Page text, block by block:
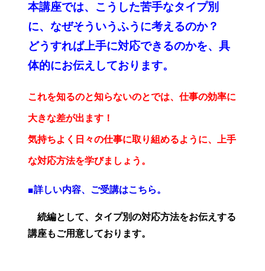
本講座では、こうした苦手なタイプ別
に、なぜそういうふうに考えるのか？
どうすれば上手に対応できるのかを、具
体的にお伝えしております。
これを知るのと知らないのとでは、仕事の効率に
大きな差が出ます！
気持ちよく日々の仕事に取り組めるように、上手
な対応方法を学びましょう。
■詳しい内容、ご受講はこちら。
続編として、タイプ別の対応方法をお伝えする
講座もご用意しております。